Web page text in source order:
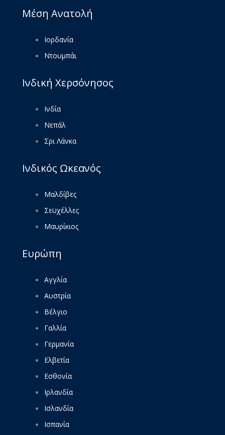
Μέση Ανατολή
Ιορδανία
Ντουμπάι
Ινδική Χερσόνησος
Ινδία
Νεπάλ
Σρι Λάνκα
Ινδικός Ωκεανός
Μαλδίβες
Σεϋχέλλες
Μαυρίκιος
Ευρώπη
Αγγλία
Αυστρία
Βέλγιο
Γαλλία
Γερμανία
Ελβετία
Εσθονία
Ιρλανδία
Ισλανδία
Ισπανία